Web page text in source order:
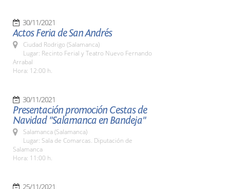
30/11/2021
Actos Feria de San Andrés
Ciudad Rodrigo (Salamanca)
Lugar: Recinto Ferial y Teatro Nuevo Fernando
Arrabal
Hora: 12:00 h.
30/11/2021
Presentación promoción Cestas de
Navidad "Salamanca en Bandeja"
Salamanca (Salamanca)
Lugar: Sala de Comarcas. Diputación de
Salamanca
Hora: 11:00 h.
25/11/2021